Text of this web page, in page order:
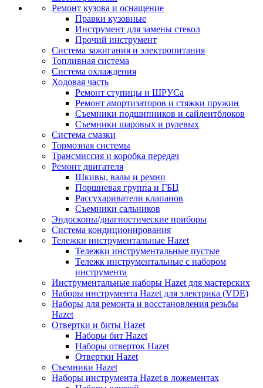
Ремонт кузова и оснащение
Правки кузовные
Инструмент для замены стекол
Прочий инструмент
Система зажигания и электропитания
Топливная система
Система охлаждения
Ходовая часть
Ремонт ступицы и ШРУСа
Ремонт амортизаторов и стяжки пружин
Съемники подшипников и сайлентблоков
Съемники шаровых и рулевых
Система смазки
Тормозная системы
Трансмиссия и коробка передач
Ремонт двигателя
Шкивы, валы и ремни
Поршневая группа и ГБЦ
Рассухариватели клапанов
Съемники сальников
Эндоскопы/диагностические приборы
Система кондиционирования
Тележки инструментальные Hazet
Тележки инструментальные пустые
Тележк инструментальные с набором
инструмента
Инструментальные наборы Hazet для мастерских
Наборы инструмента Hazet для электрика (VDE)
Наборы для ремонта и восстановления резьбы
Hazet
Отвертки и биты Hazet
Наборы бит Hazet
Наборы отверток Hazet
Отвертки Hazet
Съемники Hazet
Наборы инструмента Hazet в ложементах